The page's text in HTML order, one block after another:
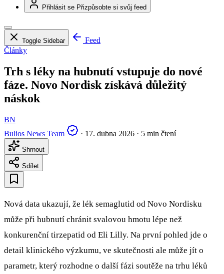
Přihlásit se Přizpůsobte si svůj feed
Toggle Sidebar
Feed
Články
Trh s léky na hubnutí vstupuje do nové
fáze. Novo Nordisk získává důležitý
náskok
BN
Bulios News Team
· 17. dubna 2026 · 5 min čtení
Shrnout
Sdílet
Nová data ukazují, že lék semaglutid od Novo Nordisku
může při hubnutí chránit svalovou hmotu lépe než
konkurenční tirzepatid od Eli Lilly. Na první pohled jde o
detail klinického výzkumu, ve skutečnosti ale může jít o
parametr, který rozhodne o další fázi soutěže na trhu léků